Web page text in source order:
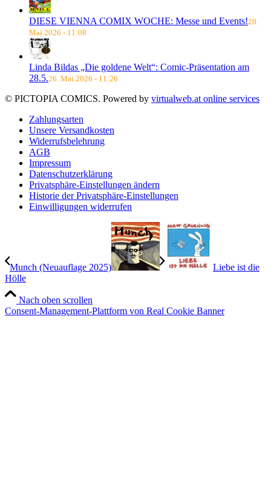
DIESE VIENNA COMIX WOCHE: Messe und Events!28.
Mai 2026 - 11:08
Linda Bildas „Die goldene Welt“: Comic-Präsentation am
28.5.26. Mai 2026 - 11:26
© PICTOPIA COMICS. Powered by virtualweb.at online services
Zahlungsarten
Unsere Versandkosten
Widerrufsbelehrung
AGB
Impressum
Datenschutzerklärung
Privatsphäre-Einstellungen ändern
Historie der Privatsphäre-Einstellungen
Einwilligungen widerrufen
Munch (Neuauflage 2025)
Liebe ist die
Hölle
Nach oben scrollen
Consent-Management-Plattform von Real Cookie Banner